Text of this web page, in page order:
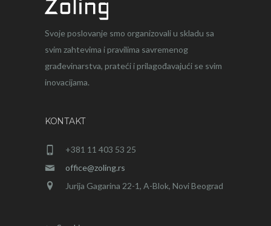
Svoje poslovanje smo organizovali u skladu sa
svim zahtevima i pravilima savremenog
građevinarstva, prateći i prilagođavajući se svim
inovacijama.
KONTAKT
+381 11 403 53 25
office@zoling.rs
Jurija Gagarina 22-1, A-Blok, Novi Beograd